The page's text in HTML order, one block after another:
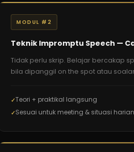
MODUL #2
Teknik Impromptu Speech —
Tidak perlu skrip. Belajar bercakap
bila dipanggil on the spot atau
Teori + praktikal langsung
Sesuai untuk meeting & situasi harian